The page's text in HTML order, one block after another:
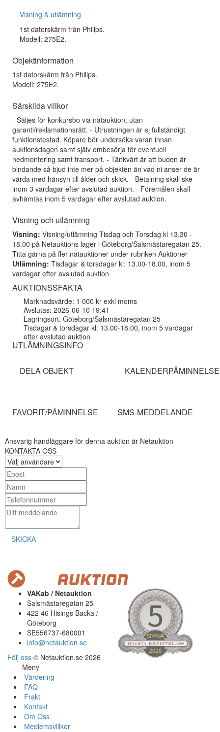
Visning & utlämning
1st datorskärm från Philips.
Modell: 275E2.
Objektinformation
1st datorskärm från Philips.
Modell: 275E2.
Särskilda villkor
- Säljes för konkursbo via nätauktion, utan
garanti/reklamationsrätt. - Utrustningen är ej fullständigt
funktionstestad. Köpare bör undersöka varan innan
auktionsdagen samt själv ombesörja för eventuell
nedmontering samt transport. - Tänkvärt är att buden är
bindande så bjud inte mer på objekten än vad ni anser de är
värda med hänsyn till ålder och skick. - Betalning skall ske
inom 3 vardagar efter avslutad auktion. - Föremålen skall
avhämtas inom 5 vardagar efter avslutad auktion.
Visning och utlämning
Visning: Visning/utlämning Tisdag och Torsdag kl 13.30 -
18.00 på Netauktions lager i Göteborg/Salsmästaregatan 25.
Titta gärna på fler nätauktioner under rubriken Auktioner
Utlämning: Tisdagar & torsdagar kl: 13.00-18.00, inom 5
vardagar efter avslutad auktion
AUKTIONSSFAKTA
Marknadsvärde: 1 000 kr exkl moms
Avslutas: 2026-06-10 19:41
Lagringsort: Göteborg/Salsmästaregatan 25
Tisdagar & torsdagar kl: 13.00-18.00, inom 5 vardagar
efter avslutad auktion
UTLÄMNINGSINFO
DELA OBJEKT KALENDERPÅMINNELSE
FAVORIT/PÅMINNELSE SMS-MEDDELANDE
Ansvarig handläggare för denna auktion är Netauktion
KONTAKTA OSS
SKICKA
VAKab / Netauktion
Salsmästaregatan 25
422 46 Hisings Backa /
Göteborg
SE556737-680001
info@netauktion.se
Följ oss © Netauktion.se 2026
Meny
Värdering
FAQ
Frakt
Kontakt
Om Oss
Medlemsvillkor